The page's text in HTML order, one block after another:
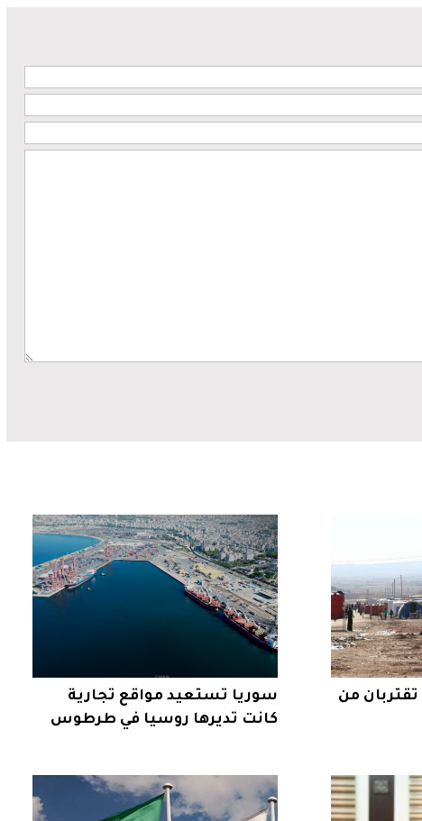
من
سوريا تستعيد مواقع تجارية
كانت تديرها روسيا في طرطوس